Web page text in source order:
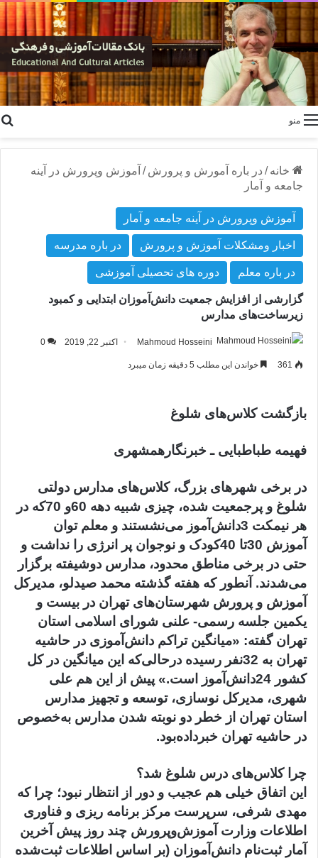
منو
خانه / در باره آمورش و پرورش / آموزش وپرورش در آینه
جامعه و آمار
آموزش وپرورش در آینه جامعه و آمار
اخبار ومشکلات آموزش و پرورش در باره مدرسه
در باره معلم دوره های تحصیلی آموزشی
گزارشی از افزایش جمعیت دانش‌آموزان ابتدایی و کمبود
زیرساخت‌های مدارس
Mahmoud Hosseini اکتبر 22, 2019 0
361 خواندن این مطلب 5 دقیقه زمان میبرد
بازگشت کلاس‌های شلوغ
فهیمه طباطبایی ـ خبرنگارهمشهری
در برخی شهرهای بزرگ، کلاس‌های مدارس دولتی
شلوغ و پرجمعیت شده، چیزی شبیه دهه 60و 70که در
هر نیمکت 3‌دانش‌آموز می‌نشستند و معلم توان
آموزش 30تا 40کودک و نوجوان پر انرژی را نداشت و
حتی در برخی مناطق محدود، مدارس دو‌شیفته برگزار
می‌شدند. آنطور که هفته گذشته محمد صیدلو، مدیرکل
آموزش و پرورش شهرستان‌های تهران در بیست و
یکمین جلسه رسمی- علنی شورای اسلامی استان
تهران گفته: «میانگین تراکم دانش‌آموزی در حاشیه
تهران به 32نفر رسیده درحالی‌که این میانگین در کل
کشور 24دانش‌آموز است.» پیش از این هم علی
شهری، مدیرکل نوسازی، توسعه و تجهیز مدارس
استان تهران از خطر دو نوبته شدن مدارس به‌خصوص
در حاشیه تهران خبر‌داده‌بود.
چرا کلاس‌های درس شلوغ شد؟
این اتفاق خیلی هم عجیب و دور از انتظار نبود؛ چرا که
مهدی شرفی، سرپرست مرکز برنامه ‌ریزی و فناوری
اطلاعات وزارت آموزش‌وپرورش چند روز پیش آخرین
آمار ثبت‌نام دانش‌آموزان (بر اساس اطلاعات ثبت‌شده